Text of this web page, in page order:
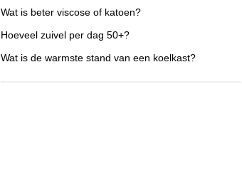
Wat is beter viscose of katoen?
Hoeveel zuivel per dag 50+?
Wat is de warmste stand van een koelkast?